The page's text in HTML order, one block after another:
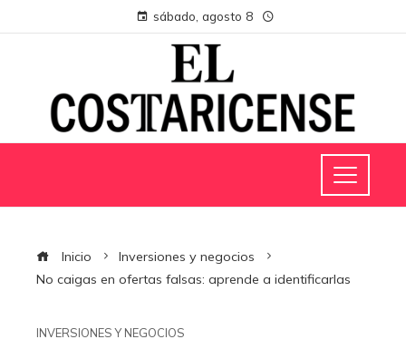
sábado, agosto 8
Inicio
Inversiones y negocios
No caigas en ofertas falsas: aprende a identificarlas
INVERSIONES Y NEGOCIOS